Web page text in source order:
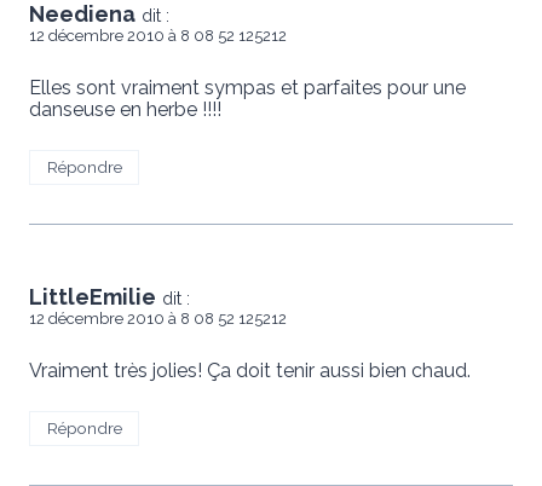
Neediena dit :
12 décembre 2010 à 8 08 52 125212
Elles sont vraiment sympas et parfaites pour une
danseuse en herbe !!!!
Répondre
LittleEmilie dit :
12 décembre 2010 à 8 08 52 125212
Vraiment très jolies! Ça doit tenir aussi bien chaud.
Répondre